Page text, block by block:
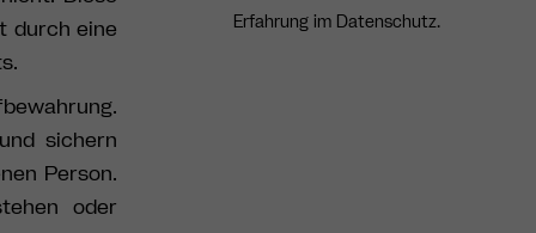
durch eine
sichern
Person.
oder
Erfahrung im Datenschutz.